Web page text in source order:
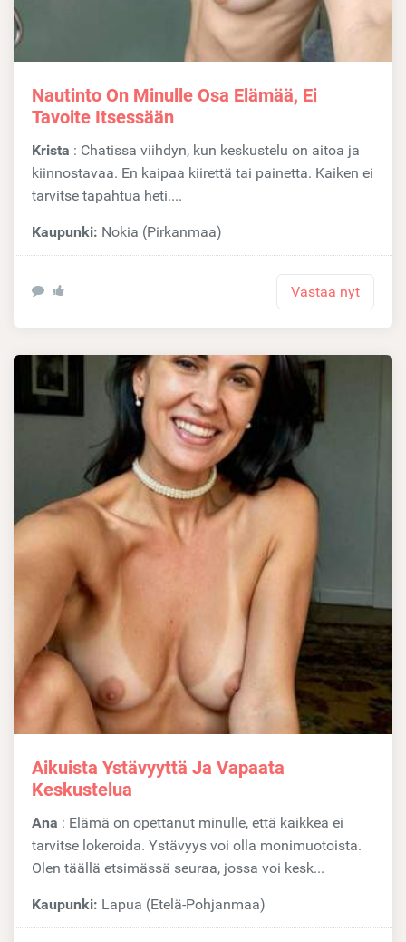
Nautinto On Minulle Osa Elämää, Ei
Tavoite Itsessään
Krista : Chatissa viihdyn, kun keskustelu on aitoa ja
kiinnostavaa. En kaipaa kiirettä tai painetta. Kaiken ei
tarvitse tapahtua heti....
Kaupunki: Nokia (Pirkanmaa)
Vastaa nyt
Aikuista Ystävyyttä Ja Vapaata
Keskustelua
Ana : Elämä on opettanut minulle, että kaikkea ei
tarvitse lokeroida. Ystävyys voi olla monimuotoista.
Olen täällä etsimässä seuraa, jossa voi kesk...
Kaupunki: Lapua (Etelä-Pohjanmaa)